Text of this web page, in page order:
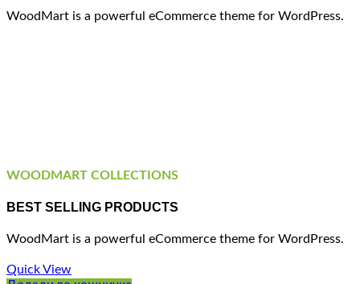
WoodMart is a powerful eCommerce theme for WordPress.
WOODMART COLLECTIONS
BEST SELLING PRODUCTS
WoodMart is a powerful eCommerce theme for WordPress.
Quick View